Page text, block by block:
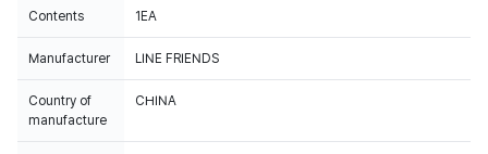
Contents 1EA
Manufacturer LINE FRIENDS
Country of
manufacture
CHINA